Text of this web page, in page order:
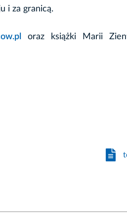
i za granicą.
oraz książki Marii